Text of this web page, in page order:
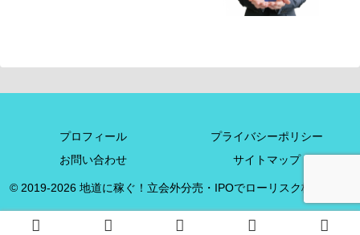
プロフィール
プライバシーポリシー
お問い合わせ
サイトマップ
© 2019-2026 地道に稼ぐ！立会外分売・IPOでローリスク株投資+α.